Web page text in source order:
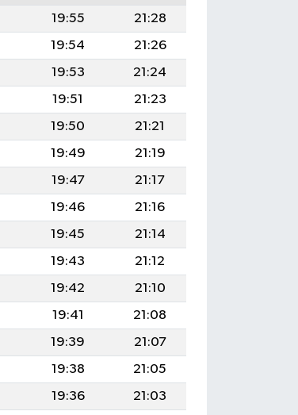
19:55
21:28
19:54
21:26
19:53
21:24
19:51
21:23
19:50
21:21
19:49
21:19
19:47
21:17
19:46
21:16
19:45
21:14
19:43
21:12
19:42
21:10
19:41
21:08
19:39
21:07
19:38
21:05
19:36
21:03